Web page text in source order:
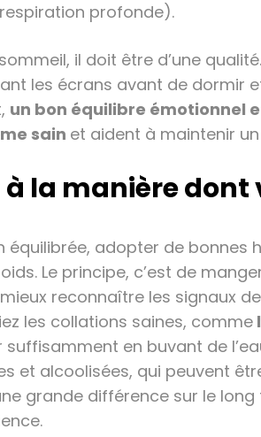
profonde).
il doit être d’une
les écrans avant de dormir
un bon équilibre émotionnel
sain et aident à maintenir
la manière
équilibrée, adopter de
Le principe, c’est de
reconnaître les signaux
les collations saines, comme
en buvant de
et alcoolisées, qui peuvent
grande différence sur le long